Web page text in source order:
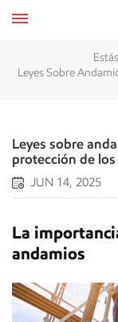
Leyes Sobre
Leyes sobre
protección de
JUN 14, 2025
La
andamios